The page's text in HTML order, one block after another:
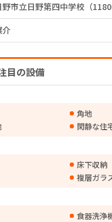
野市立日野第四中学校（
介
目の設備
角地
閑静な住
床下収納
複層ガラ
食器洗浄